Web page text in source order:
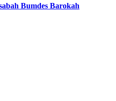
Bumdes Barokah